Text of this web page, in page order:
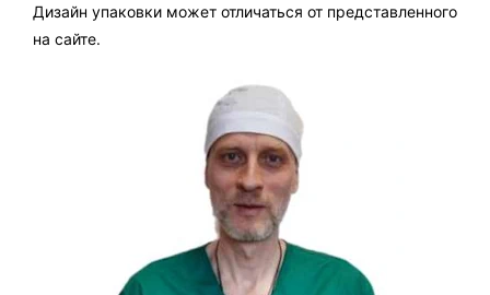
Дизайн упаковки может отличаться от представленного
на сайте.